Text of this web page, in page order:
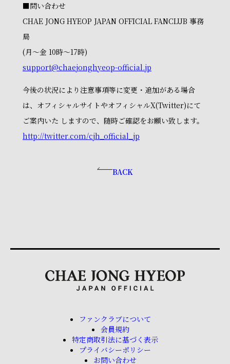
■問い合わせ
CHAE JONG HYEOP JAPAN OFFICIAL FANCLUB 事務
局
(月～金 10時～17時)
support@chaejonghyeop-official.jp
今後の状況により注意事項等に変更・追加がある場合
は、オフィシャルサイトやオフィシャルX(Twitter)にて
ご案内いた しますので、随時ご確認をお願い致します。
http://twitter.com/cjh_official_jp
BACK
ファンクラブについて
会員規約
特定商取引法に基づく表示
プライバシーポリシー
お問い合わせ